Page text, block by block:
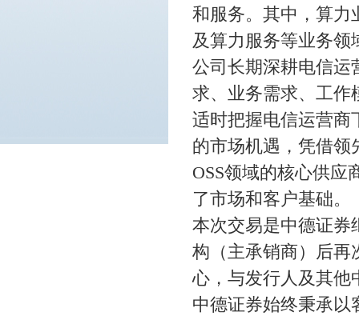
和服务。其中，算力
及算力服务等业务
公司长期深耕电信运
求、业务需求、工作
适时把握电信运营商
的市场机遇，凭借领
OSS领域的核心供应
了市场和客户基础。
本次交易是中德证券
构（主承销商）后再
心，与发行人及其他
中德证券始终秉承以